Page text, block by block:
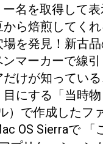
名を取得して
ら焙煎してく
を発見！新古品
マーカーで線
けが知っている
にする「当時
）で作成したフ
OS Sierraで 「